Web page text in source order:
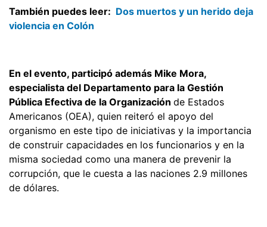
También puedes leer: Dos muertos y un herido deja
violencia en Colón
En el evento, participó además Mike Mora,
especialista del Departamento para la Gestión
Pública Efectiva de la Organización de Estados
Americanos (OEA), quien reiteró el apoyo del
organismo en este tipo de iniciativas y la importancia
de construir capacidades en los funcionarios y en la
misma sociedad como una manera de prevenir la
corrupción, que le cuesta a las naciones 2.9 millones
de dólares.